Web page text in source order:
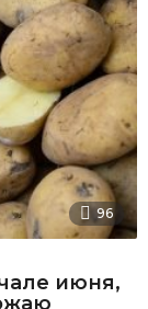
96
июня,